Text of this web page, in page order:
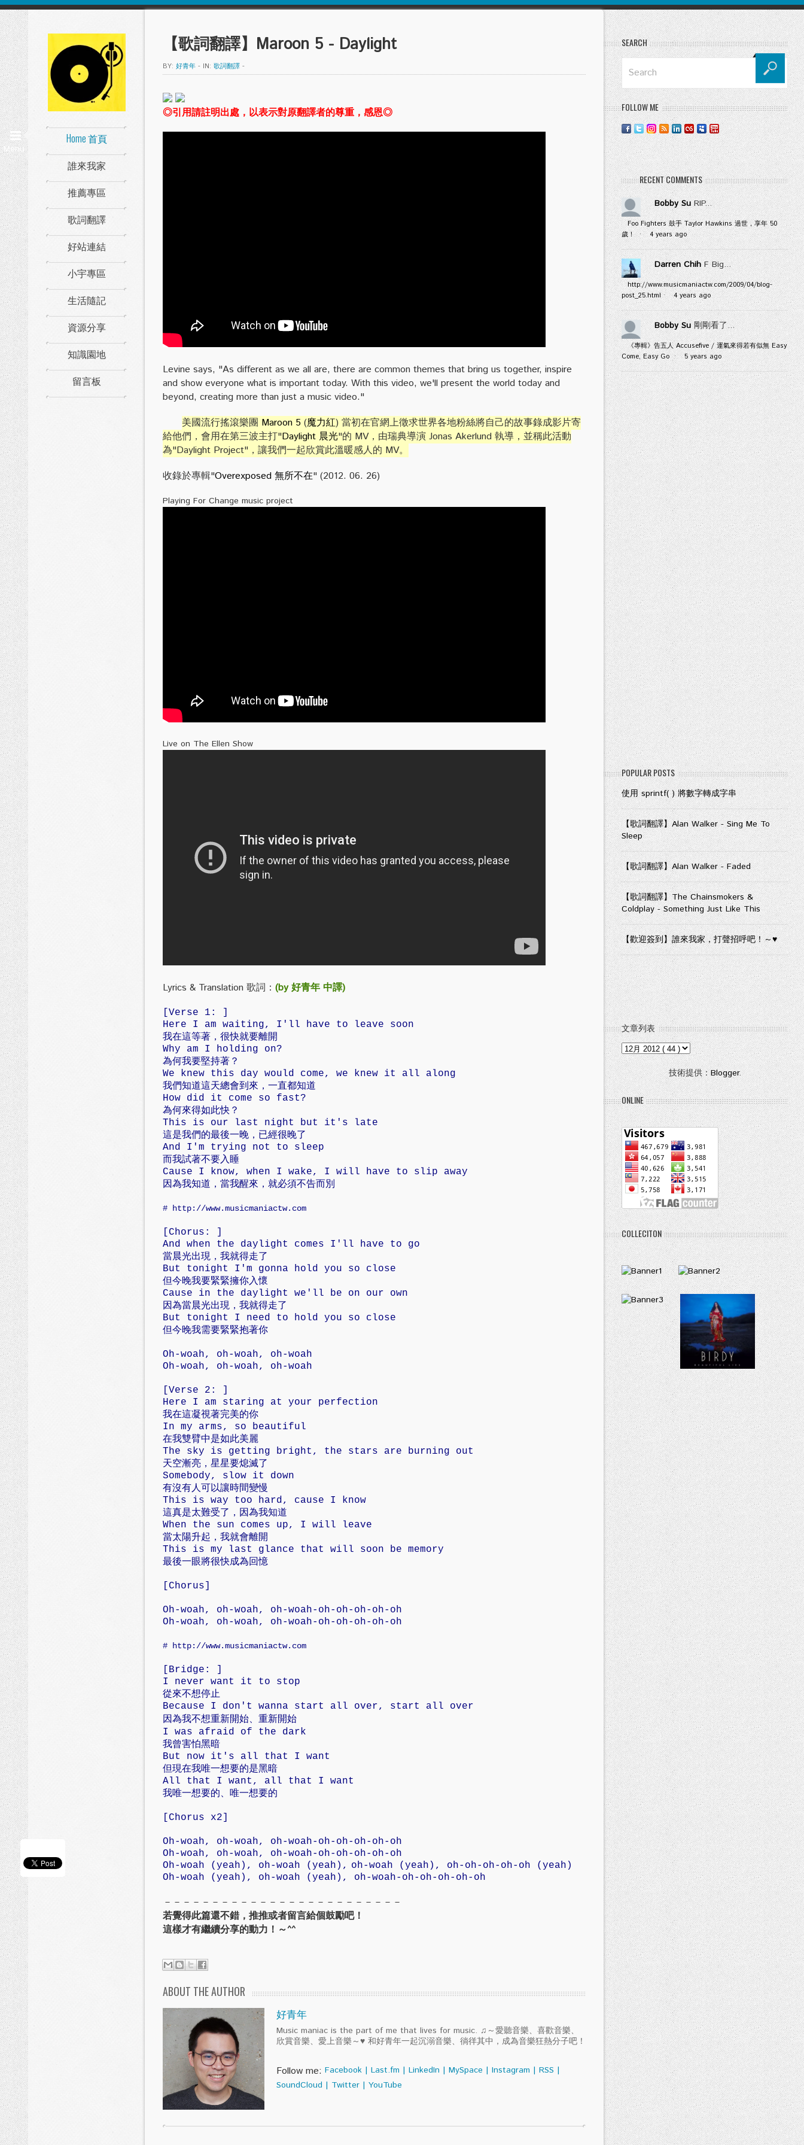
Menu
Home 首頁
誰來我家
推薦專區
歌詞翻譯
好站連結
小宇專區
生活隨記
資源分享
知識園地
留言板
【歌詞翻譯】Maroon 5 - Daylight
BY: 好青年 - IN: 歌詞翻譯 -
◎引用請註明出處，以表示對原翻譯者的尊重，感恩◎
Levine says, "As different as we all are, there are common themes that bring us together, inspire
and show everyone what is important today. With this video, we'll present the world today and
beyond, creating more than just a music video."
美國流行搖滾樂團 Maroon 5 (魔力紅) 當初在官網上徵求世界各地粉絲將自己的故事錄成影片寄
給他們，會用在第三波主打"Daylight 晨光"的 MV，由瑞典導演 Jonas Akerlund 執導，並稱此活動
為"Daylight Project"，讓我們一起欣賞此溫暖感人的 MV。
收錄於專輯"Overexposed 無所不在" (2012. 06. 26)
Playing For Change music project
Live on The Ellen Show
Lyrics & Translation 歌詞： (by 好青年 中譯)
[Verse 1: ]
Here I am waiting, I'll have to leave soon
我在這等著，很快就要離開
Why am I holding on?
為何我要堅持著？
We knew this day would come, we knew it all along
我們知道這天總會到來，一直都知道
How did it come so fast?
為何來得如此快？
This is our last night but it's late
這是我們的最後一晚，已經很晚了
And I'm trying not to sleep
而我試著不要入睡
Cause I know, when I wake, I will have to slip away
因為我知道，當我醒來，就必須不告而別
# http://www.musicmaniactw.com
[Chorus: ]
And when the daylight comes I'll have to go
當晨光出現，我就得走了
But tonight I'm gonna hold you so close
但今晚我要緊緊擁你入懷
Cause in the daylight we'll be on our own
因為當晨光出現，我就得走了
But tonight I need to hold you so close
但今晚我需要緊緊抱著你
Oh-woah, oh-woah, oh-woah
Oh-woah, oh-woah, oh-woah
[Verse 2: ]
Here I am staring at your perfection
我在這凝視著完美的你
In my arms, so beautiful
在我雙臂中是如此美麗
The sky is getting bright, the stars are burning out
天空漸亮，星星要熄滅了
Somebody, slow it down
有沒有人可以讓時間變慢
This is way too hard, cause I know
這真是太難受了，因為我知道
When the sun comes up, I will leave
當太陽升起，我就會離開
This is my last glance that will soon be memory
最後一眼將很快成為回憶
[Chorus]
Oh-woah, oh-woah, oh-woah-oh-oh-oh-oh-oh
Oh-woah, oh-woah, oh-woah-oh-oh-oh-oh-oh
# http://www.musicmaniactw.com
[Bridge: ]
I never want it to stop
從來不想停止
Because
I don't wanna start all over, start all over
因為我不想重新開始、重新開始
I was afraid of the dark
我曾害怕黑暗
But now it's all that I want
但現在我唯一想要的是黑暗
All that I want, all that I want
我唯一想要的、唯一想要的
[Chorus x2]
Oh-woah, oh-woah, oh-woah-oh-oh-oh-oh-oh
Oh-woah, oh-woah, oh-woah-oh-oh-oh-oh-oh
Oh-woah (yeah), oh-woah (yeah), oh-woah (yeah) , oh-oh-oh-oh-oh
(yeah)
Oh-woah (yeah), oh-woah (yeah), oh-woah-oh-oh-oh-oh-oh
－－－－－－－－－－－－－－－－－－－－－－－－－
若覺得此篇還不錯，推推或者留言給個鼓勵吧！
這樣才有繼續分享的動力！～^^
ABOUT THE AUTHOR
好青年
Music maniac is the part of me that lives for music. ♫～愛聽音樂、喜歡音樂、
欣賞音樂、愛上音樂～♥ 和好青年一起沉溺音樂、徜徉其中，成為音樂狂熱分子吧！
Follow me: Facebook | Last.fm | LinkedIn | MySpace | Instagram | RSS |
SoundCloud | Twitter | YouTube
SEARCH
FOLLOW ME
RECENT COMMENTS
Bobby Su RIP...
Foo Fighters 鼓手 Taylor Hawkins 過世，享年 50
歲！· 4 years ago
Darren Chih F Big...
http://www.musicmaniactw.com/2009/04/blog-
post_25.html· 4 years ago
Bobby Su 剛剛看了...
《專輯》告五人 Accusefive / 運氣來得若有似無 Easy
Come, Easy Go· 5 years ago
POPULAR POSTS
使用 sprintf( ) 將數字轉成字串
【歌詞翻譯】Alan Walker - Sing Me To
Sleep
【歌詞翻譯】Alan Walker - Faded
【歌詞翻譯】The Chainsmokers &
Coldplay - Something Just Like This
【歡迎簽到】誰來我家，打聲招呼吧！～♥
文章列表
技術提供：Blogger.
ONLINE
COLLECITON